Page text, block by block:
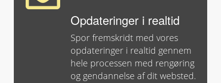
Opdateringer i realtid
Spor fremskridt med vores
opdateringer i realtid gennem
hele processen med rengøring
og gendannelse af dit websted.